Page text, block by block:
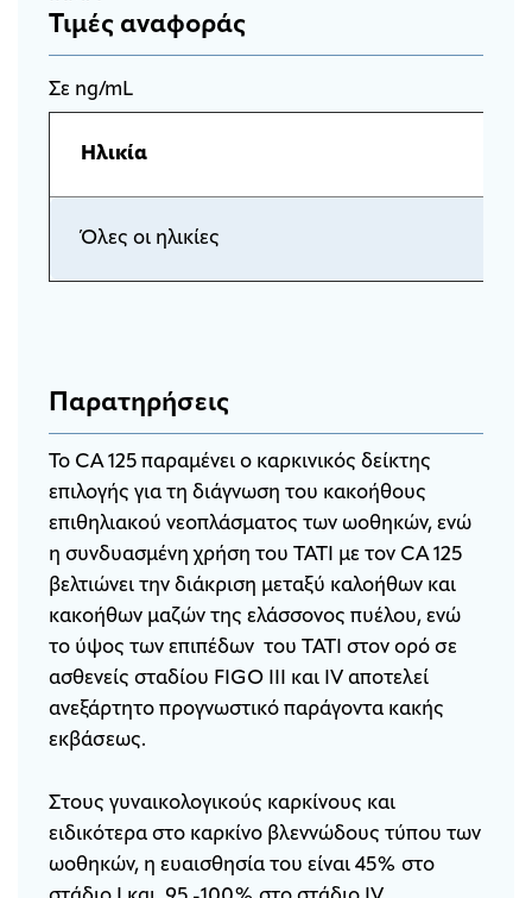
Τιμές αναφοράς
Σε ng/mL
Ηλικία
Όλες οι ηλικίες
Παρατηρήσεις
To CA 125 παραμένει ο καρκινικός δείκτης
επιλογής για τη διάγνωση του κακοήθους
επιθηλιακού νεοπλάσματος των ωοθηκών, ενώ
η συνδυασμένη χρήση του TATI με τον CA 125
βελτιώνει την διάκριση μεταξύ καλοήθων και
κακοήθων μαζών της ελάσσονος πυέλου, ενώ
το ύψος των επιπέδων του TATI στον ορό σε
ασθενείς σταδίου FIGO III και IV αποτελεί
ανεξάρτητο προγνωστικό παράγοντα κακής
εκβάσεως.
Στους γυναικολογικούς καρκίνους και
ειδικότερα στο καρκίνο βλεννώδους τύπου των
ωοθηκών, η ευαισθησία του είναι 45% στο